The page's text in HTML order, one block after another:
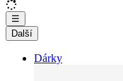
☰
Další
Dárky